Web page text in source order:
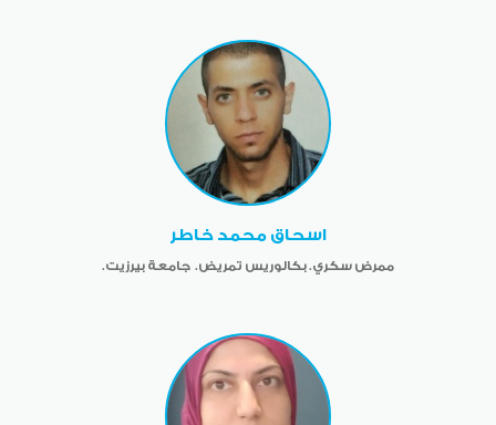
اسحاق محمد خاطر
ممرض سكري. بكالوريس تمريض. جامعة بيرزيت.